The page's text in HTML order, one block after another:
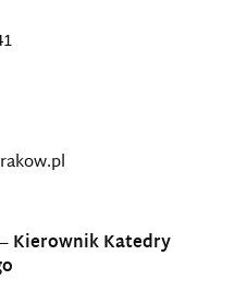
Kierownik Katedry